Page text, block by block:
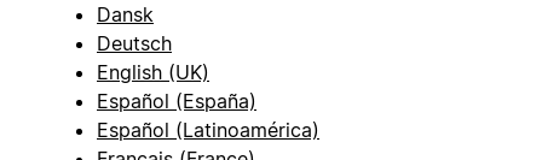
Dansk
Deutsch
English (UK)
Español (España)
Español (Latinoamérica)